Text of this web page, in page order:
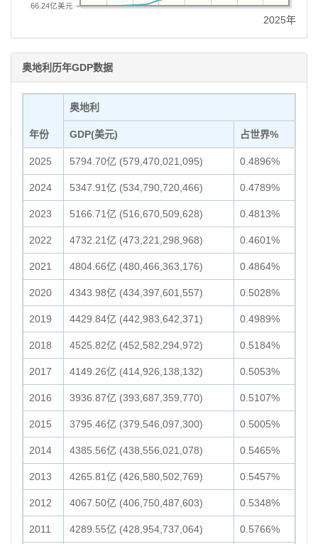
66.24亿美元
2025年
奥地利历年GDP数据
年份
奥地利
GDP(美元) 占世界%
2025 5794.70亿 (579,470,021,095) 0.4896%
2024 5347.91亿 (534,790,720,466) 0.4789%
2023 5166.71亿 (516,670,509,628) 0.4813%
2022 4732.21亿 (473,221,298,968) 0.4601%
2021 4804.66亿 (480,466,363,176) 0.4864%
2020 4343.98亿 (434,397,601,557) 0.5028%
2019 4429.84亿 (442,983,642,371) 0.4989%
2018 4525.82亿 (452,582,294,972) 0.5184%
2017 4149.26亿 (414,926,138,132) 0.5053%
2016 3936.87亿 (393,687,359,770) 0.5107%
2015 3795.46亿 (379,546,097,300) 0.5005%
2014 4385.56亿 (438,556,021,078) 0.5465%
2013 4265.81亿 (426,580,502,769) 0.5457%
2012 4067.50亿 (406,750,487,603) 0.5348%
2011 4289.55亿 (428,954,737,064) 0.5766%